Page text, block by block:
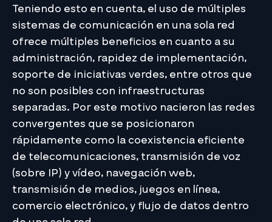
Teniendo esto en cuenta, el uso de múltiples
sistemas de comunicación en una sola red
ofrece múltiples beneficios en cuanto a su
administración, rapidez de implementación,
soporte de iniciativas verdes, entre otros que
no son posibles con infraestructuras
separadas. Por este motivo nacieron las redes
convergentes que se posicionaron
rápidamente como la coexistencia eficiente
de telecomunicaciones, transmisión de voz
(sobre IP) y vídeo, navegación web,
transmisión de medios, juegos en línea,
comercio electrónico, y flujo de datos dentro